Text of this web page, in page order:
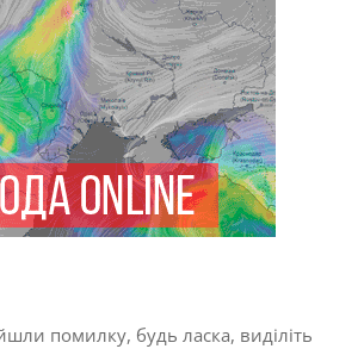
помилку, будь ласка, виділіть